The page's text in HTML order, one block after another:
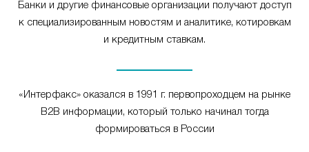
Банки и другие финансовые организации получают доступ
к специализированным новостям и аналитике, котировкам
и кредитным ставкам.
«Интерфакс» оказался в 1991 г. первопроходцем на рынке
B2B информации, который только начинал тогда
формироваться в России